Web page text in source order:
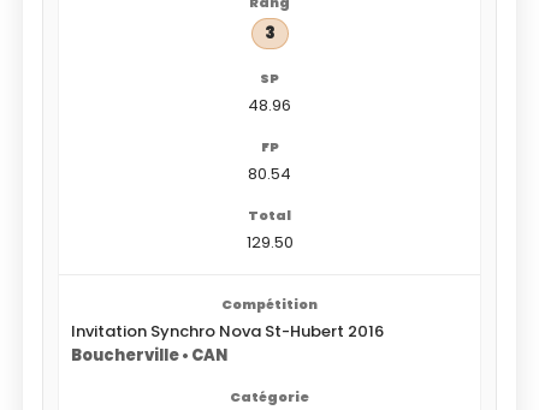
3
48.96
80.54
129.50
Invitation Synchro Nova St-Hubert 2016
Boucherville • CAN